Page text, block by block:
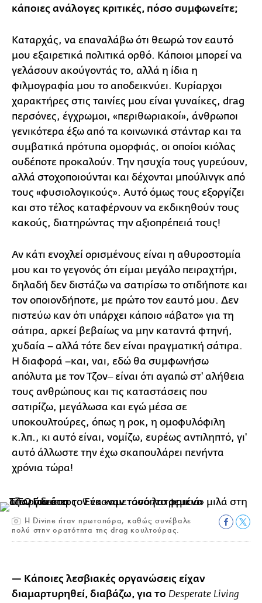
κάποιες ανάλογες κριτικές, πόσο συμφωνείτε;
Καταρχάς, να επαναλάβω ότι θεωρώ τον εαυτό
μου εξαιρετικά πολιτικά ορθό. Κάποιοι μπορεί να
γελάσουν ακούγοντάς το, αλλά η ίδια η
φιλμογραφία μου το αποδεικνύει. Κυρίαρχοι
χαρακτήρες στις ταινίες μου είναι γυναίκες, drag
περσόνες, έγχρωμοι, «περιθωριακοί», άνθρωποι
γενικότερα έξω από τα κοινωνικά στάνταρ και τα
συμβατικά πρότυπα ομορφιάς, οι οποίοι κιόλας
ουδέποτε προκαλούν. Την ησυχία τους γυρεύουν,
αλλά στοχοποιούνται και δέχονται μπούλινγκ από
τους «φυσιολογικούς». Αυτό όμως τους εξοργίζει
και στο τέλος καταφέρνουν να εκδικηθούν τους
κακούς, διατηρώντας την αξιοπρέπειά τους!
Αν κάτι ενοχλεί ορισμένους είναι η αθυροστομία
μου και το γεγονός ότι είμαι μεγάλο πειραχτήρι,
δηλαδή δεν διστάζω να σατιρίσω το οτιδήποτε και
τον οποιονδήποτε, με πρώτο τον εαυτό μου. Δεν
πιστεύω καν ότι υπάρχει κάποιο «άβατο» για τη
σάτιρα, αρκεί βεβαίως να μην καταντά φτηνή,
χυδαία – αλλά τότε δεν είναι πραγματική σάτιρα.
Η διαφορά –και, ναι, εδώ θα συμφωνήσω
απόλυτα με τον Τζον‒ είναι ότι αγαπώ στ' αλήθεια
τους ανθρώπους και τις καταστάσεις που
σατιρίζω, μεγάλωσα και εγώ μέσα σε
υποκουλτούρες, όπως η ροκ, η ομοφυλόφιλη
κ.λπ., κι αυτό είναι, νομίζω, ευρέως αντιληπτό, γι'
αυτό άλλωστε την έχω σκαπουλάρει πενήντα
χρόνια τώρα!
H Divine ήταν πρωτοπόρα, καθώς συνέβαλε
πολύ στην ορατότητα της drag κουλτούρας.
— Κάποιες λεσβιακές οργανώσεις είχαν
διαμαρτυρηθεί, διαβάζω, για το Desperate Living